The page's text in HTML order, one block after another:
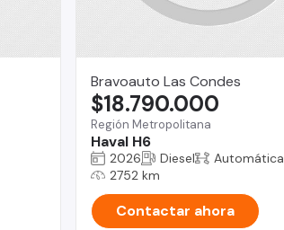
Bravoauto Las Condes
Región Metropolitana
Haval H6
$18.790.000
2026 Diesel
Automática
2752 km
Contactar ahora